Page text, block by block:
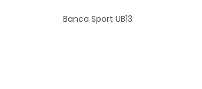
Banca Sport UB13